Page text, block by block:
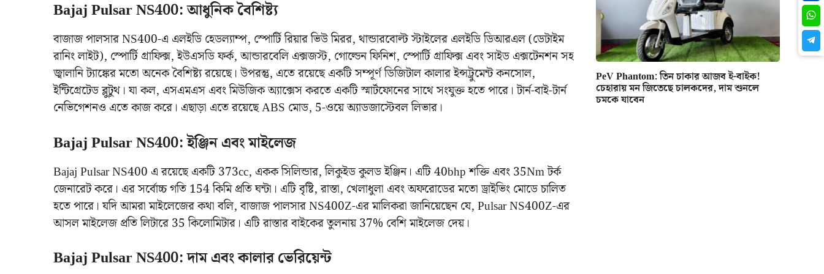
Bajaj Pulsar NS400: আধুনিক বৈশিষ্ট্য
বাজাজ পালসার NS400-এ এলইডি হেডল্যাম্প, স্পোর্টি রিয়ার ভিউ মিরর, থান্ডারবোল্ট স্টাইলের এলইডি ডিআরএল (ডেটাইম
রানিং লাইট), স্পোর্টি গ্রাফিক্স, ইউএসডি ফর্ক, আন্ডারবেলি এক্সজস্ট, গোল্ডেন ফিনিশ, স্পোর্টি গ্রাফিক্স এবং সাইড এক্সটেনশন সহ
জ্বালানি ট্যাঙ্কের মতো অনেক বৈশিষ্ট্য রয়েছে। উপরন্তু, এতে রয়েছে একটি সম্পূর্ণ ডিজিটাল কালার ইন্সট্রুমেন্ট কনসোল,
ইন্টিগ্রেটেড ব্লুটুথ। যা কল, এসএমএস এবং মিউজিক অ্যাক্সেস করতে একটি স্মার্টফোনের সাথে সংযুক্ত হতে পারে। টার্ন-বাই-টার্ন
নেভিগেশনও এতে কাজ করে। এছাড়া এতে রয়েছে ABS মোড, 5-ওয়ে অ্যাডজাস্টেবল লিভার।
Bajaj Pulsar NS400: ইঞ্জিন এবং মাইলেজ
Bajaj Pulsar NS400 এ রয়েছে একটি 373cc, একক সিলিন্ডার, লিকুইড কুলড ইঞ্জিন। এটি 40bhp শক্তি এবং 35Nm টর্ক
জেনারেট করে। এর সর্বোচ্চ গতি 154 কিমি প্রতি ঘন্টা। এটি বৃষ্টি, রাস্তা, খেলাধুলা এবং অফরোডের মতো ড্রাইভিং মোডে চালিত
হতে পারে। যদি আমরা মাইলেজের কথা বলি, বাজাজ পালসার NS400Z-এর মালিকরা জানিয়েছেন যে, Pulsar NS400Z-এর
আসল মাইলেজ প্রতি লিটারে 35 কিলোমিটার। এটি রাস্তার বাইকের তুলনায় 37% বেশি মাইলেজ দেয়।
Bajaj Pulsar NS400: দাম এবং কালার ভেরিয়েন্ট
PeV Phantom: তিন চাকার আজব ই-বাইক!
চেহারায় মন জিতেছে চালকদের, দাম শুনলে
চমকে যাবেন